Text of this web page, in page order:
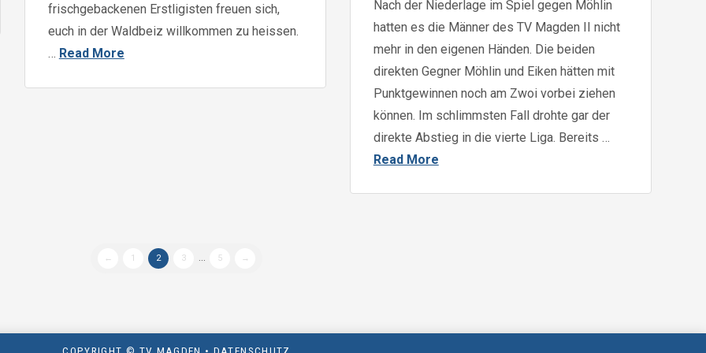
frischgebackenen Erstligisten freuen sich,
euch in der Waldbeiz willkommen zu heissen.
… Read More
Nach der Niederlage im Spiel gegen Möhlin
hatten es die Männer des TV Magden II nicht
mehr in den eigenen Händen. Die beiden
direkten Gegner Möhlin und Eiken hätten mit
Punktgewinnen noch am Zwoi vorbei ziehen
können. Im schlimmsten Fall drohte gar der
direkte Abstieg in die vierte Liga. Bereits …
Read More
← 1 2 3 ... 5 →